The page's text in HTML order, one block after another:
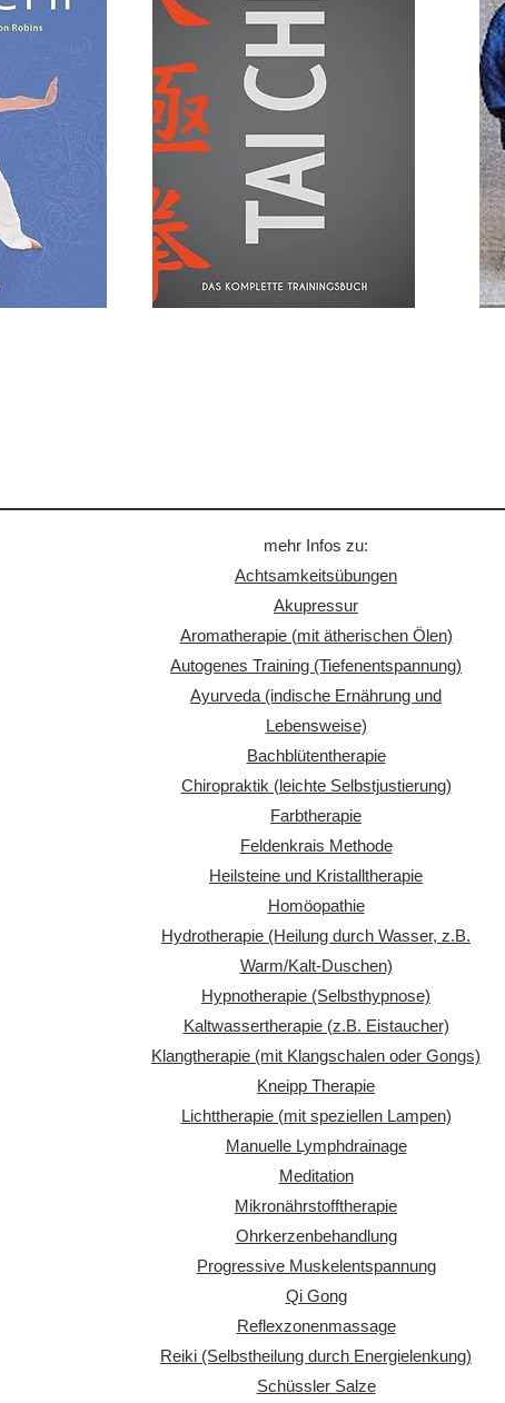
mehr Infos zu:
Achtsamkeitsübungen
Akupressur
Aromatherapie (mit ätherischen Ölen)
Autogenes Training (Tiefenentspannung)
Ayurveda (indische Ernährung und
Lebensweise)
Bachblütentherapie
Chiropraktik (leichte Selbstjustierung)
Farbtherapie
Feldenkrais Methode
Heilsteine und Kristalltherapie
Homöopathie
Hydrotherapie (Heilung durch Wasser, z.B.
Warm/Kalt-Duschen)
Hypnotherapie (Selbsthypnose)
Kaltwassertherapie (z.B. Eistaucher)
Klangtherapie (mit Klangschalen oder Gongs)
Kneipp Therapie
Lichttherapie (mit speziellen Lampen)
Manuelle Lymphdrainage
Meditation
Mikronährstofftherapie
Ohrkerzenbehandlung
Progressive Muskelentspannung
Qi Gong
Reflexzonenmassage
Reiki (Selbstheilung durch Energielenkung)
Schüssler Salze